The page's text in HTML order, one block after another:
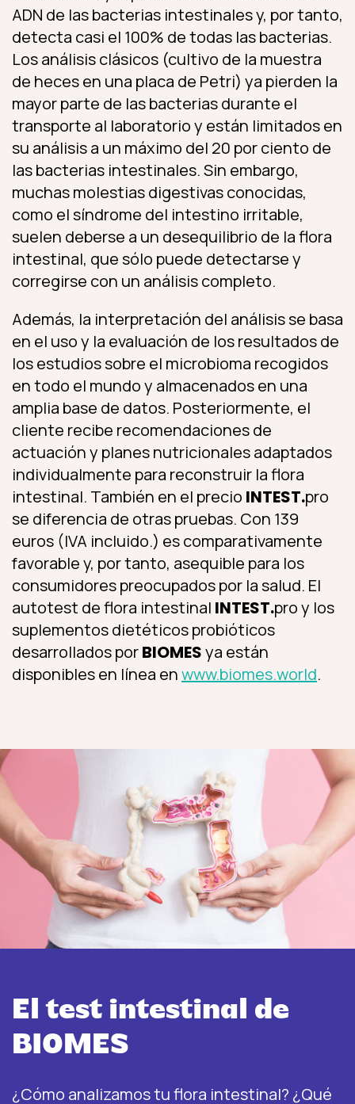
ADN de las bacterias intestinales y, por tanto,
detecta casi el 100% de todas las bacterias.
Los análisis clásicos (cultivo de la muestra
de heces en una placa de Petri) ya pierden la
mayor parte de las bacterias durante el
transporte al laboratorio y están limitados en
su análisis a un máximo del 20 por ciento de
las bacterias intestinales. Sin embargo,
muchas molestias digestivas conocidas,
como el síndrome del intestino irritable,
suelen deberse a un desequilibrio de la flora
intestinal, que sólo puede detectarse y
corregirse con un análisis completo.
Además, la interpretación del análisis se basa
en el uso y la evaluación de los resultados de
los estudios sobre el microbioma recogidos
en todo el mundo y almacenados en una
amplia base de datos. Posteriormente, el
cliente recibe recomendaciones de
actuación y planes nutricionales adaptados
individualmente para reconstruir la flora
intestinal. También en el precio INTEST.pro
se diferencia de otras pruebas. Con 139
euros (IVA incluido.) es comparativamente
favorable y, por tanto, asequible para los
consumidores preocupados por la salud. El
autotest de flora intestinal INTEST.pro y los
suplementos dietéticos probióticos
desarrollados porBIOMESya están
disponibles en línea enwww.biomes.world.
El test intestinal de
BIOMES
¿Cómo analizamos tu flora intestinal? ¿Qué